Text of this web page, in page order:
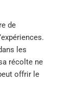
de
les
récolte ne
offrir le